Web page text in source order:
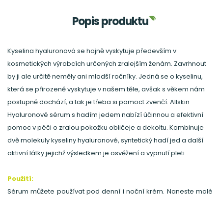
Popis produktu
Kyselina hyaluronová se hojně vyskytuje především v
kosmetických výrobcích určených zralejším ženám. Zavrhnout
by ji ale určitě neměly ani mladší ročníky. Jedná se o kyselinu,
která se přirozeně vyskytuje v našem těle, avšak s věkem nám
postupně dochází, a tak je třeba si pomoct zvenčí. Allskin
Hyaluronové sérum s hadím jedem nabízí účinnou a efektivní
pomoc v péči o zralou pokožku obličeje a dekoltu. Kombinuje
dvě molekuly kyseliny hyaluronové, syntetický hadí jed a další
aktivní látky jejichž výsledkem je osvěžení a vypnutí pleti.
Použití:
Sérum můžete používat pod denní i noční krém. Naneste malé